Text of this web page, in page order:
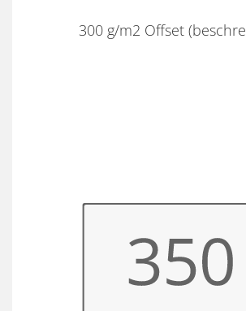
300 g/m2 Offset